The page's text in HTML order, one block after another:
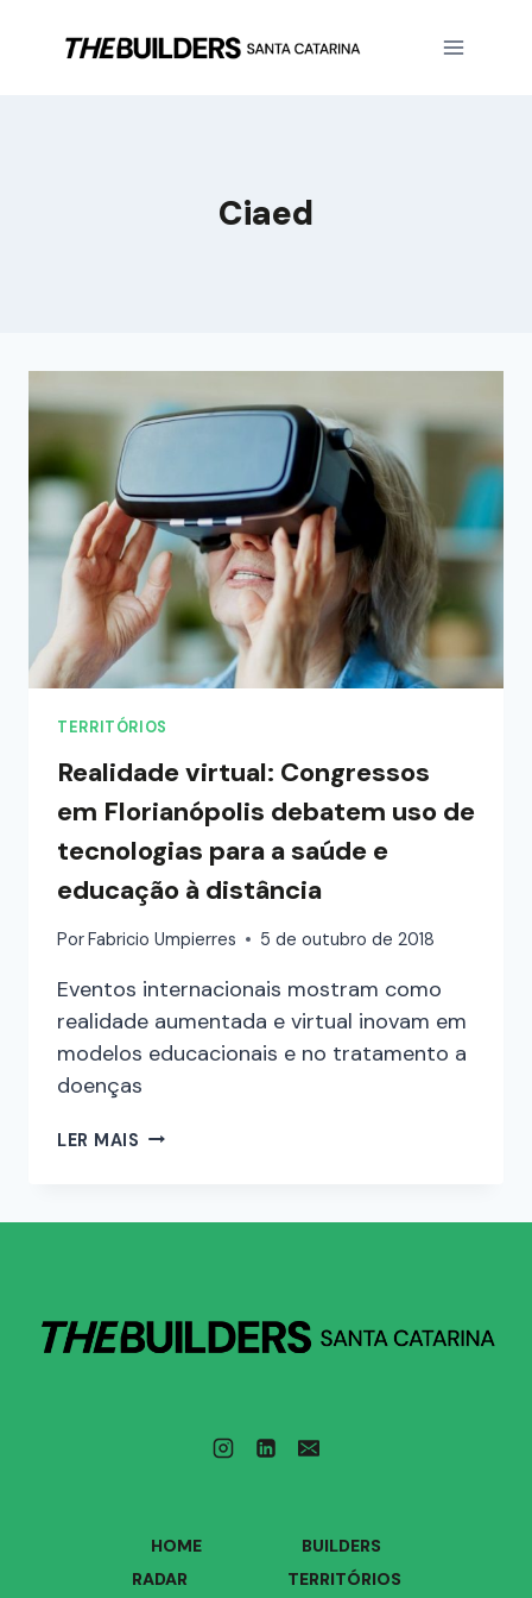
Ciaed
TERRITÓRIOS
Realidade virtual: Congressos
em Florianópolis debatem uso de
tecnologias para a saúde e
educação à distância
PorFabricio Umpierres 5 de outubro de 2018
Eventos internacionais mostram como
realidade aumentada e virtual inovam em
modelos educacionais e no tratamento a
doenças
LER MAIS
HOME
BUILDERS
RADAR
TERRITÓRIOS